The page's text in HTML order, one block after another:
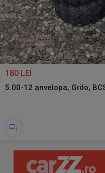
180 LEI
5.00-12 anvelopa, Grilo,